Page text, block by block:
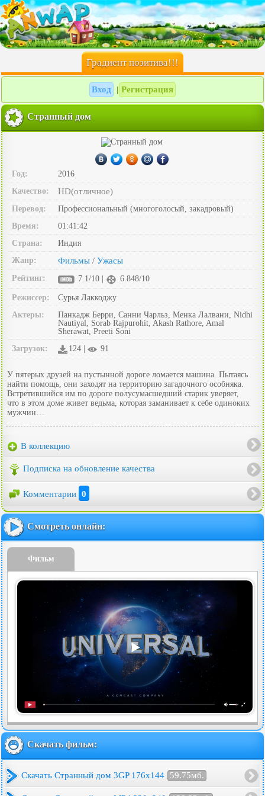
Градиент позитива!!!
Вход Регистрация
Странный дом
Год:
2016
Качество:
HD(отличное)
Перевод:
Профессиональный (многоголосый, закадровый)
Время:
01:41:42
Страна:
Индия
Жанр:
Фильмы / Ужасы
Рейтинг: 7.1/10 | 6.848/10
Режиссер:
Сурья Лаккоджу
Актеры:
Панкадж Берри, Санни Чарльз, Менка Лалвани, Nidhi
Nautiyal, Sorab Rajpurohit, Akash Rathore, Amal
Sherawat, Preeti Soni
Загрузок:
124 | 91
У пятерых друзей на пустынной дороге ломается машина. Пытаясь
найти помощь, они заходят на территорию загадочного особняка.
Встретившийся им по дороге полусумасшедший старик уверяет,
что в этом доме живет ведьма, которая заманивает к себе одиноких
мужчин…
В коллекцию
Подписка на обновление качества
Комментарии 0
Смотреть онлайн:
Фильм
Скачать фильм:
Скачать Странный дом 3GP 176x144 59.75мб.